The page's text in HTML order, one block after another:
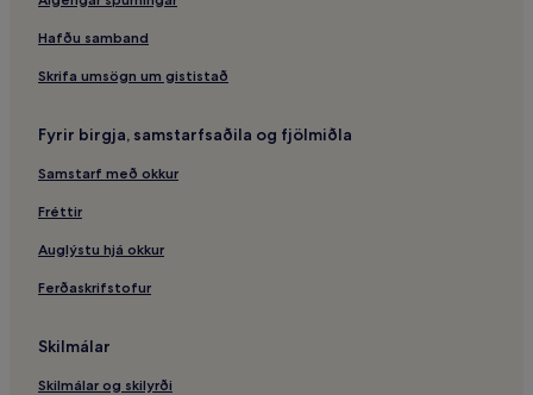
Hafðu samband
Skrifa umsögn um gististað
Fyrir birgja, samstarfsaðila og fjölmiðla
Samstarf með okkur
Fréttir
Auglýstu hjá okkur
Ferðaskrifstofur
Skilmálar
Skilmálar og skilyrði